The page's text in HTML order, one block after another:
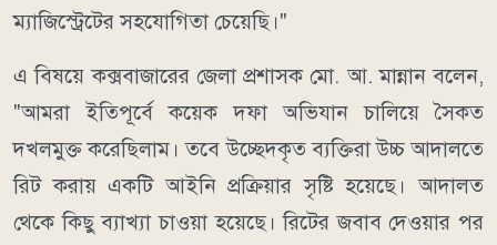
ম্যাজিস্ট্রেটের সহযোগিতা চেয়েছি।"
এ বিষয়ে কক্সবাজারের জেলা প্রশাসক মো. আ. মান্নান বলেন,
"আমরা ইতিপূর্বে কয়েক দফা অভিযান চালিয়ে সৈকত
দখলমুক্ত করেছিলাম। তবে উচ্ছেদকৃত ব্যক্তিরা উচ্চ আদালতে
রিট করায় একটি আইনি প্রক্রিয়ার সৃষ্টি হয়েছে। আদালত
থেকে কিছু ব্যাখ্যা চাওয়া হয়েছে। রিটের জবাব দেওয়ার পর